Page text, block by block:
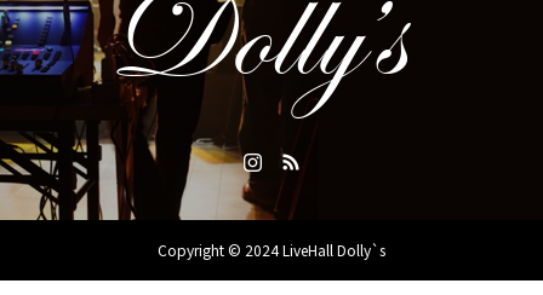
3月３日
ナオユキさん！！４月12
日 ４時＆８時です
Copyright © 2024 LiveHall Dolly`s